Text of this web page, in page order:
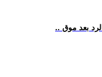
بعد موق